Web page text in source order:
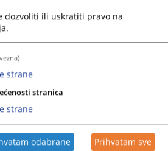
vršenje poslova vještačenja -
vršenje poslova vještačenja-
dozvoliti ili uskratiti pravo na
strane
stranica
strane
odabrane Prihvatam sve